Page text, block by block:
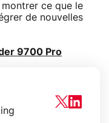
ce que le
de nouvelles
9700 Pro